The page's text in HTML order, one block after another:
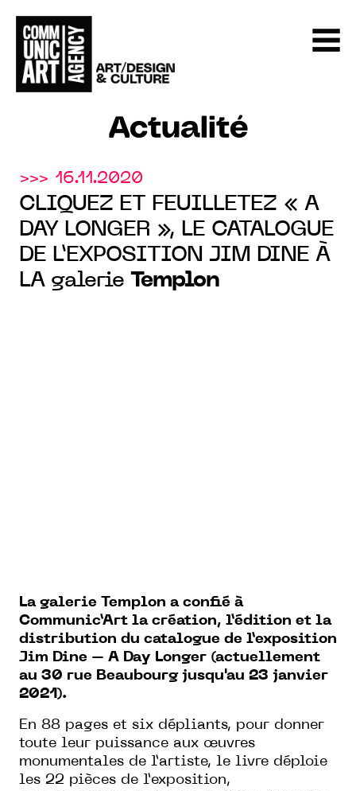
Actualité
>>> 16.11.2020
CLIQUEZ ET FEUILLETEZ « A
DAY LONGER », LE CATALOGUE
DE L’EXPOSITION JIM DINE À
LA galerie Templon
La galerie Templon a confié à
Communic’Art la création, l’édition et la
distribution du catalogue de l’exposition
Jim Dine – A Day Longer (actuellement
au 30 rue Beaubourg jusqu'au 23 janvier
2021).
En 88 pages et six dépliants, pour donner
toute leur puissance aux œuvres
monumentales de l’artiste, le livre déploie
les 22 pièces de l’exposition,